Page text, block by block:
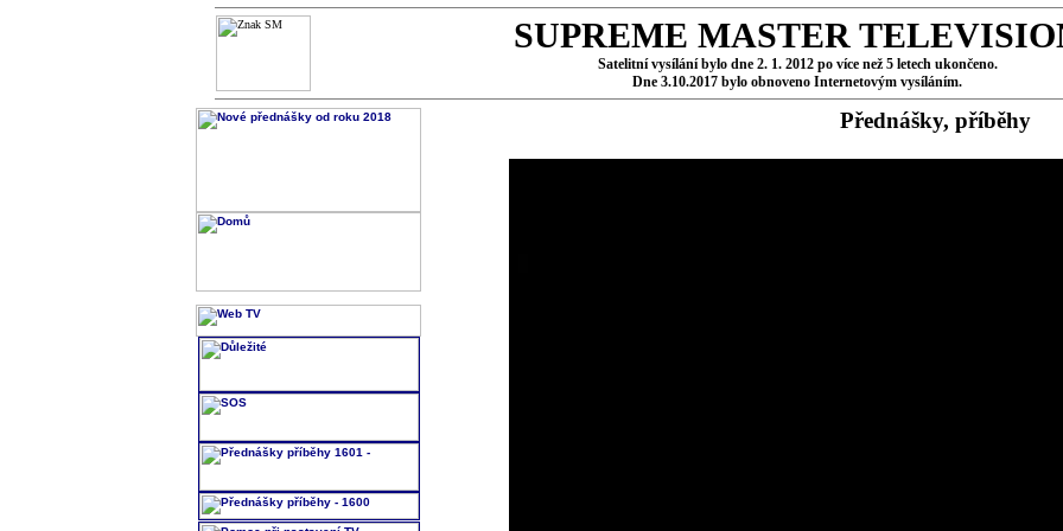
SUPREME MASTER
Satelitní vysílání bylo dne 2. 1. 2012 po více než 5 letech ukončeno.
Dne 3.10.2017 bylo obnoveno Internetovým vysíláním.
Přednášky, příběhy